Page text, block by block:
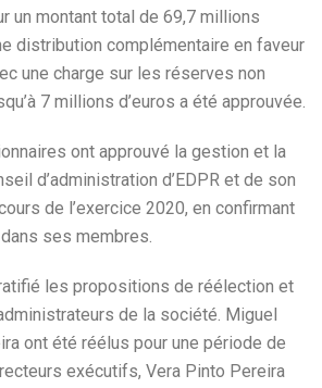
un montant total de 69,7 millions
distribution complémentaire en faveur
une charge sur les réserves non
7 millions d’euros a été approuvée.
ont approuvé la gestion et la
d’administration d’EDPR et de son
de l’exercice 2020, en confirmant
ses membres.
les propositions de réélection et
de la société. Miguel
ont été réélus pour une période de
exécutifs, Vera Pinto Pereira